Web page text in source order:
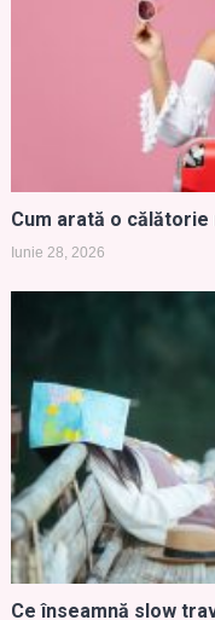
Cum arată o
Iunie 28, 2026
Ce înseamnă slow